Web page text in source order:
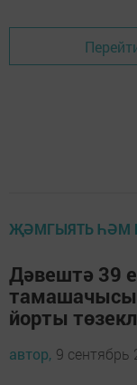
ҖӘМГЫЯТЬ ҺӘМ
Дәвештә 39
йорты
автор, 9 сентябрь